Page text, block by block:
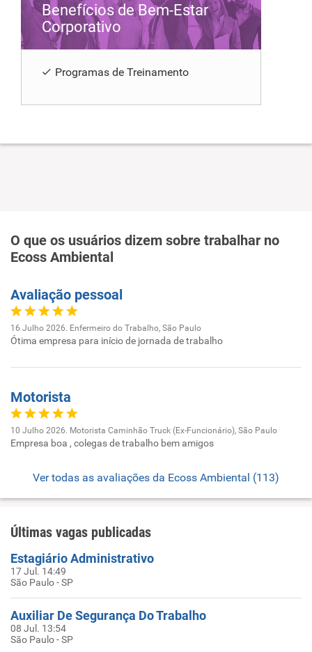
Benefícios de Bem-Estar
Corporativo
Programas de Treinamento
O que os usuários dizem sobre trabalhar no
Ecoss Ambiental
Avaliação pessoal
16 Julho 2026. Enfermeiro do Trabalho, São Paulo
Ótima empresa para início de jornada de trabalho
Motorista
10 Julho 2026. Motorista Caminhão Truck (Ex-Funcionário), São Paulo
Empresa boa , colegas de trabalho bem amigos
Ver todas as avaliações da Ecoss Ambiental (113)
Últimas vagas publicadas
Estagiário Administrativo
17 Jul. 14:49
São Paulo - SP
Auxiliar De Segurança Do Trabalho
08 Jul. 13:54
São Paulo - SP